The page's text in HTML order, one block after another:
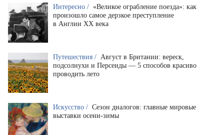
Интересно / «Великое ограбление поезда»: как
произошло самое дерзкое преступление
в Англии XX века
Путешествия / Август в Британии: вереск,
подсолнухи и Персеиды — 5 способов красиво
проводить лето
Искусство / Сезон диалогов: главные мировые
выставки осени-зимы